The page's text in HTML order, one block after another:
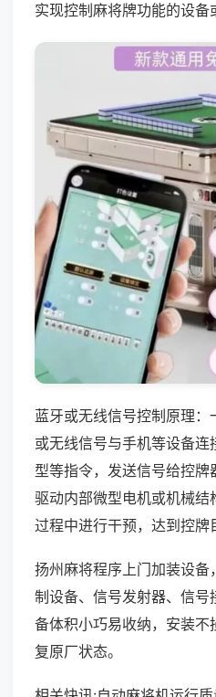
实现控制麻将牌功能的设备
蓝牙或无线信号控制原理
或无线信号与手机等设备
型等指令，发送信号给控
驱动内部微型电机或机械
过程中进行干预，达到控牌
扬州麻将程序上门加装设
制设备、信号发射器、信
备体积小巧易收纳，安装不
复原厂状态。